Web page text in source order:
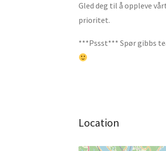
Gled deg til å oppleve
prioritet.
***Pssst*** Spør gibbs
Location